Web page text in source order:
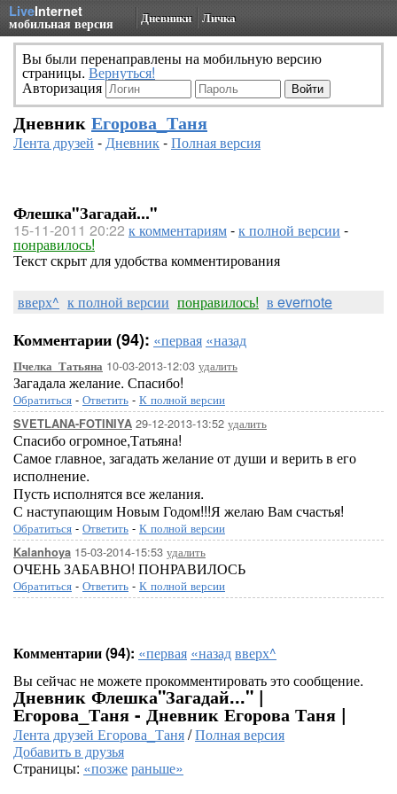
LiveInternet
мобильная версия Дневники Личка
Вы были перенаправлены на мобильную версию
страницы. Вернуться!
Авторизация
Дневник Егорова_Таня
Лента друзей -Дневник-Полная версия
Флешка"Загадай..."
15-11-2011 20:22 к комментариям-к полной версии -
понравилось!
Текст скрыт для удобства комментирования
вверх^ к полной версии понравилось! в evernote
Комментарии (94): «первая «назад
Пчелка_Татьяна 10-03-2013-12:03 удалить
Загадала желание. Спасибо!
Обратиться - Ответить - К полной версии
SVETLANA-FOTINIYA 29-12-2013-13:52 удалить
Спасибо огромное,Татьяна!
Самое главное, загадать желание от души и верить в его
исполнение.
Пусть исполнятся все желания.
С наступающим Новым Годом!!!Я желаю Вам счастья!
Обратиться - Ответить - К полной версии
Kalanhoya 15-03-2014-15:53 удалить
ОЧЕНЬ ЗАБАВНО! ПОНРАВИЛОСЬ
Обратиться - Ответить - К полной версии
Комментарии (94): «первая «назадвверх^
Вы сейчас не можете прокомментировать это сообщение.
Дневник Флешка"Загадай..." |
Егорова_Таня - Дневник Егорова Таня |
Лента друзей Егорова_Таня/Полная версия
Добавить в друзья
Страницы: «позжераньше»